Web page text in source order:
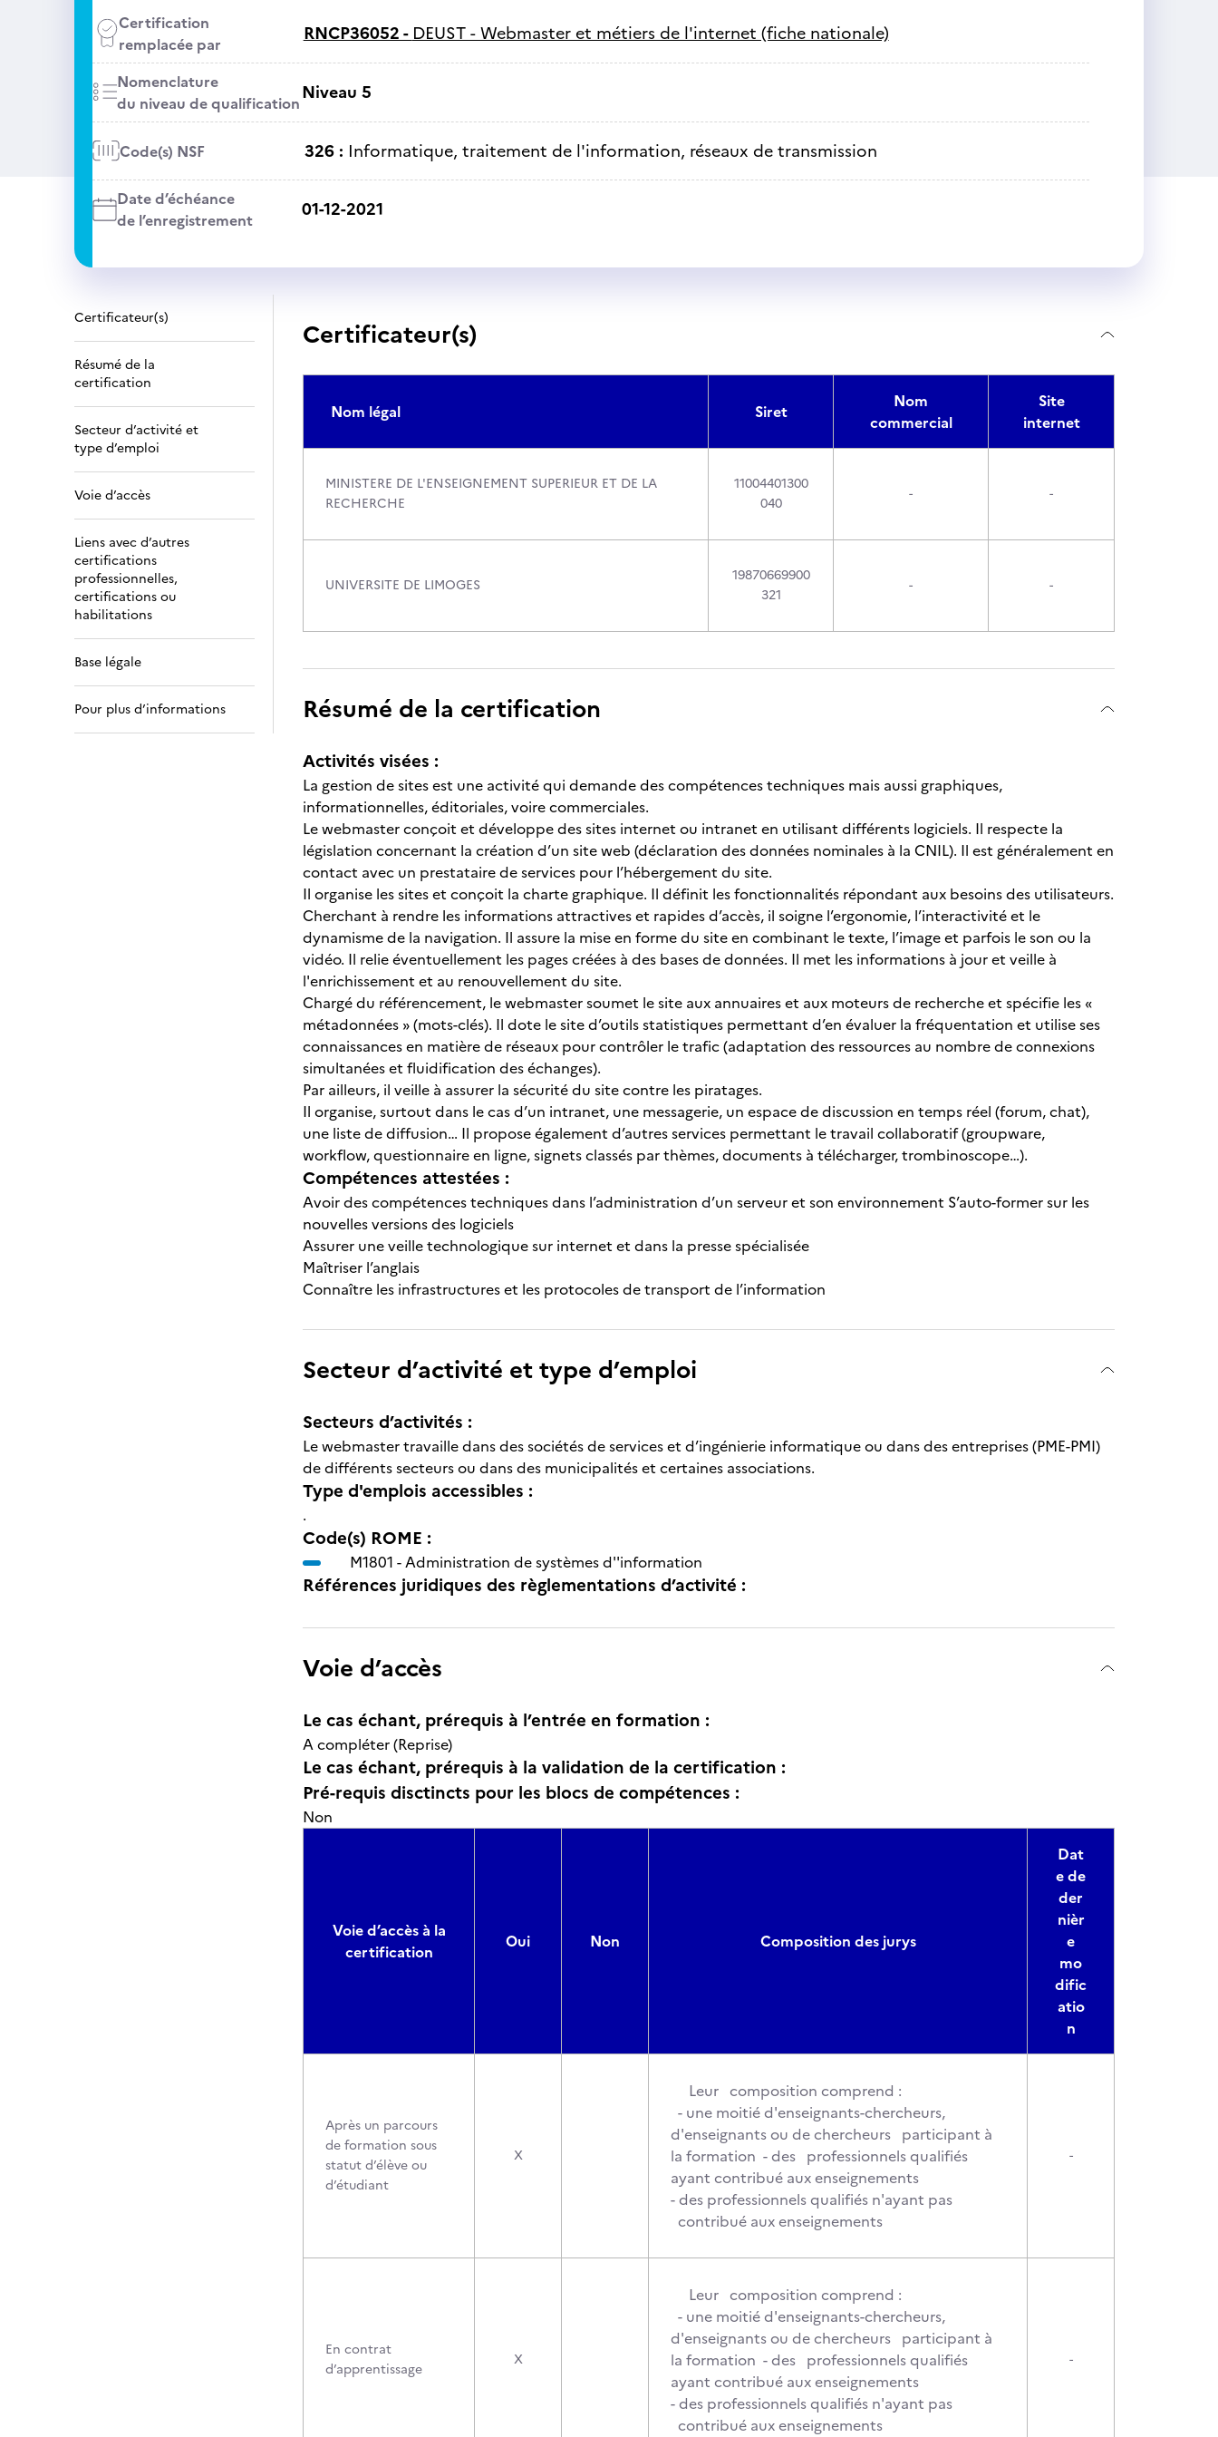
Certification
remplacée par
RNCP36052 - DEUST - Webmaster et métiers de l'internet (fiche nationale)
Nomenclature
du niveau de qualificationNiveau 5
Code(s) NSF 326 : Informatique, traitement de l'information, réseaux de transmission
Date d’échéance
de l’enregistrement
01-12-2021
Certificateur(s)
Résumé de la
certification
Secteur d’activité et
type d’emploi
Voie d’accès
Liens avec d’autres
certifications
professionnelles,
certifications ou
habilitations
Base légale
Pour plus d’informations
Certificateur(s)
Nom légal Siret
Nom
commercial
Site
internet
MINISTERE DE L'ENSEIGNEMENT SUPERIEUR ET DE LA
RECHERCHE
11004401300
040
- -
UNIVERSITE DE LIMOGES
19870669900
321
- -
Résumé de la certification
Activités visées :
La gestion de sites est une activité qui demande des compétences techniques mais aussi graphiques,
informationnelles, éditoriales, voire commerciales.
Le webmaster conçoit et développe des sites internet ou intranet en utilisant différents logiciels. Il respecte la
législation concernant la création d’un site web (déclaration des données nominales à la CNIL). Il est généralement en
contact avec un prestataire de services pour l’hébergement du site.
Il organise les sites et conçoit la charte graphique. Il définit les fonctionnalités répondant aux besoins des utilisateurs.
Cherchant à rendre les informations attractives et rapides d’accès, il soigne l’ergonomie, l’interactivité et le
dynamisme de la navigation. Il assure la mise en forme du site en combinant le texte, l’image et parfois le son ou la
vidéo. Il relie éventuellement les pages créées à des bases de données. Il met les informations à jour et veille à
l'enrichissement et au renouvellement du site.
Chargé du référencement, le webmaster soumet le site aux annuaires et aux moteurs de recherche et spécifie les «
métadonnées » (mots-clés). Il dote le site d’outils statistiques permettant d’en évaluer la fréquentation et utilise ses
connaissances en matière de réseaux pour contrôler le trafic (adaptation des ressources au nombre de connexions
simultanées et fluidification des échanges).
Par ailleurs, il veille à assurer la sécurité du site contre les piratages.
Il organise, surtout dans le cas d’un intranet, une messagerie, un espace de discussion en temps réel (forum, chat),
une liste de diffusion… Il propose également d’autres services permettant le travail collaboratif (groupware,
workflow, questionnaire en ligne, signets classés par thèmes, documents à télécharger, trombinoscope…).
Compétences attestées :
Avoir des compétences techniques dans l’administration d’un serveur et son environnement S’auto-former sur les
nouvelles versions des logiciels
Assurer une veille technologique sur internet et dans la presse spécialisée
Maîtriser l’anglais
Connaître les infrastructures et les protocoles de transport de l’information
Secteur d’activité et type d’emploi
Secteurs d’activités :
Le webmaster travaille dans des sociétés de services et d’ingénierie informatique ou dans des entreprises (PME-PMI)
de différents secteurs ou dans des municipalités et certaines associations.
Type d'emplois accessibles :
.
Code(s) ROME :
M1801 -Administration de systèmes d''information
Références juridiques des règlementations d’activité :
Voie d’accès
Le cas échant, prérequis à l’entrée en formation :
A compléter (Reprise)
Le cas échant, prérequis à la validation de la certification :
Pré-requis disctincts pour les blocs de compétences :
Non
Voie d’accès à la
certification
Oui Non Composition des jurys
Dat
e de
der
nièr
e
mo
dific
atio
n
Après un parcours
de formation sous
statut d’élève ou
d’étudiant
X
Leur composition comprend :
- une moitié d'enseignants-chercheurs,
d'enseignants ou de chercheurs participant à
la formation - des professionnels qualifiés
ayant contribué aux enseignements
- des professionnels qualifiés n'ayant pas
contribué aux enseignements
-
En contrat
d’apprentissage
X
Leur composition comprend :
- une moitié d'enseignants-chercheurs,
d'enseignants ou de chercheurs participant à
la formation - des professionnels qualifiés
ayant contribué aux enseignements
- des professionnels qualifiés n'ayant pas
contribué aux enseignements
-